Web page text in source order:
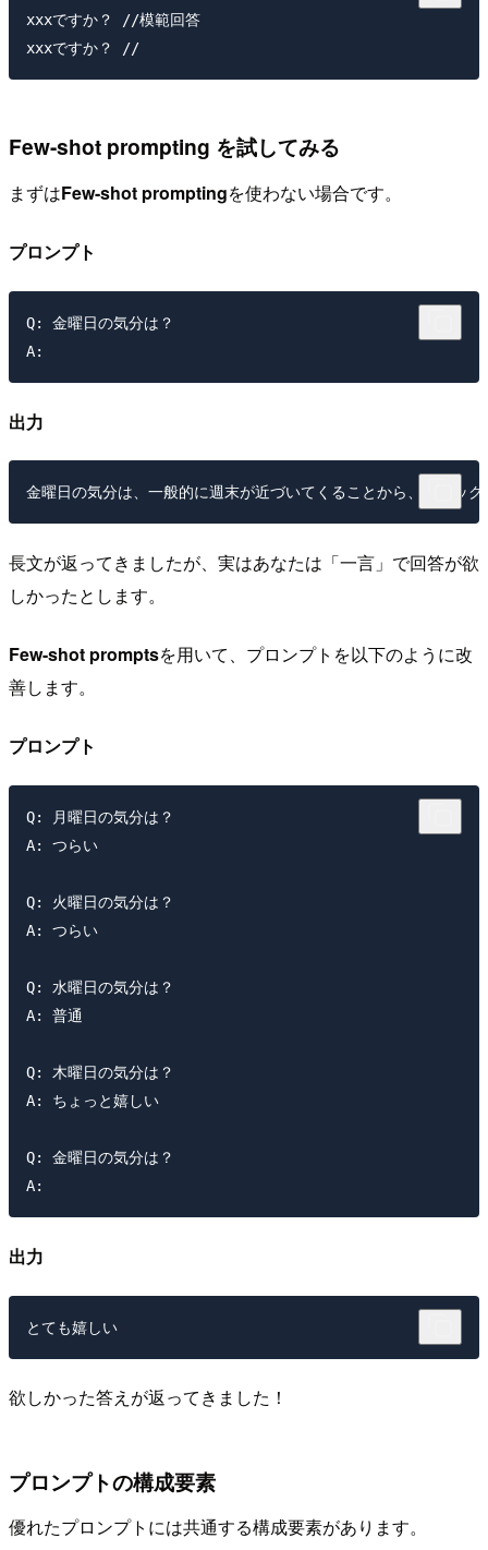
xxxですか？ //模範回答
Few-shot prompting を試してみる
まずはFew-shot promptingを使わない場合です。
プロンプト
Q: 金曜日の気分は？
出力
長文が返ってきましたが、実はあなたは「一言」で回答が欲
しかったとします。
Few-shot promptsを用いて、プロンプトを以下のように改
善します。
プロンプト
Q: 月曜日の気分は？
A: つらい
Q: 火曜日の気分は？
A: つらい
Q: 水曜日の気分は？
A: 普通
Q: 木曜日の気分は？
A: ちょっと嬉しい
Q: 金曜日の気分は？
出力
欲しかった答えが返ってきました！
プロンプトの構成要素
優れたプロンプトには共通する構成要素があります。